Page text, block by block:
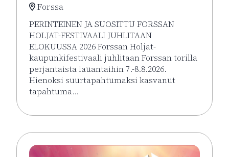
Forssa
PERINTEINEN JA SUOSITTU FORSSAN
HOLJAT-FESTIVAALI JUHLITAAN
ELOKUUSSA 2026 Forssan Holjat-
kaupunkifestivaali juhlitaan Forssan torilla
perjantaista lauantaihin 7.-8.8.2026.
Hienoksi suurtapahtumaksi kasvanut
tapahtuma…
Lue lisää tapahtumasta HOLJAT 2026: Silver VIP